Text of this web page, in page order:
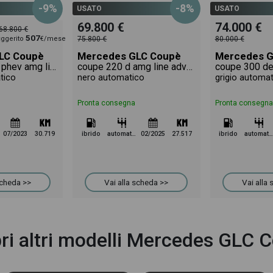
-9%
€
507€/mese
Coupè
07/2023 30.719
>>
USATO -8%
69.800 €
75.800 €
Mercedes GLC Coupè
nero automatico
Pronta consegna
ibrido automatico 02/2025 27.517
Vai alla scheda >>
USATO
74.000 €
80.000 €
Mercedes
grigio
Pronta consegna
ibrido automatico
Vai alla
altri modelli Mercedes GLC